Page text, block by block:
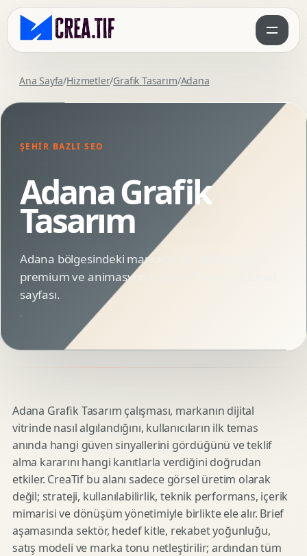
Ana Sayfa/Hizmetler/Grafik Tasarım/Adana
ŞEHIR BAZLI SEO
Adana Grafik
Tasarım
Adana bölgesindeki markalar için SEO uyumlu,
premium ve animasyonlu Grafik Tasarım hizmet
sayfası.
Adana Grafik Tasarım çalışması, markanın dijital
vitrinde nasıl algılandığını, kullanıcıların ilk temas
anında hangi güven sinyallerini gördüğünü ve teklif
alma kararını hangi kanıtlarla verdiğini doğrudan
etkiler. CreaTif bu alanı sadece görsel üretim olarak
değil; strateji, kullanılabilirlik, teknik performans, içerik
mimarisi ve dönüşüm yönetimiyle birlikte ele alır. Brief
aşamasında sektör, hedef kitle, rekabet yoğunluğu,
satış modeli ve marka tonu netleştirilir; ardından tüm